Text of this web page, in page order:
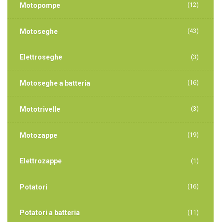
Motopompe (12)
Motoseghe (43)
Elettroseghe (3)
Motoseghe a batteria (16)
Mototrivelle (3)
Motozappe (19)
Elettrozappe (1)
Potatori (16)
Potatori a batteria (11)